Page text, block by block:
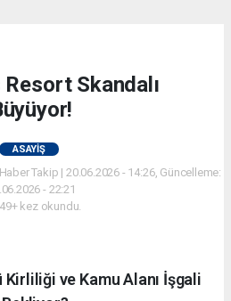
Resort Skandalı
ASAYIŞ
Takip | 20.06.2026 - 14:26, Güncelleme:
- 22:21
kez okundu.
Kirliliği ve Kamu Alanı İşgali